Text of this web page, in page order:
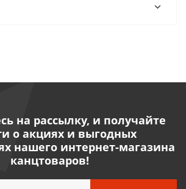
на рассылку, и получайте
о акциях и выгодных
нашего интернет-магазина
канцтоваров!